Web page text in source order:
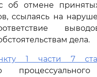
об отмене
ссылаясь на
дела.
1 части 7